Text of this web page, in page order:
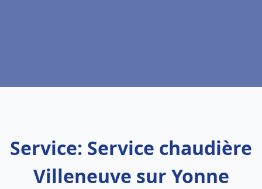
Service: Service chaudière
Villeneuve sur Yonne